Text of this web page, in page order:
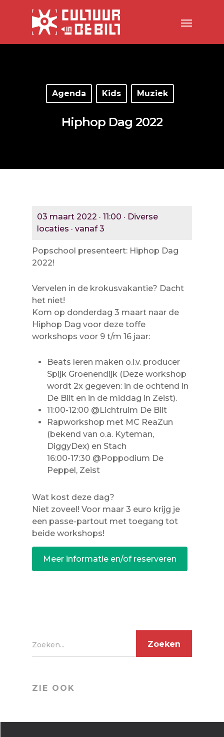
Agenda Kids Muziek
Hiphop Dag 2022
03 maart 2022 · 11:00 · Diverse
locaties · vanaf 3
Popschool presenteert: Hiphop Dag
2022!
Vervelen in de krokusvakantie? Dacht
het niet!
Kom op donderdag 3 maart naar de
Hiphop Dag voor deze toffe
workshops voor 9 t/m 16 jaar:
Beats leren maken o.l.v. producer
Spijk Groenendijk (Deze workshop
wordt 2x gegeven: in de ochtend in
De Bilt en in de middag in Zeist).
11:00-12:00 @Lichtruim De Bilt
Rapworkshop met MC ReaZun
(bekend van o.a. Kyteman,
DiggyDex) en Stach
16:00-17:30 @Poppodium De
Peppel, Zeist
Wat kost deze dag?
Niet zoveel! Voor maar 3 euro krijg je
een passe-partout met toegang tot
beide workshops!
Meer informatie en/of reserveren
Zoeken...
ZIE OOK